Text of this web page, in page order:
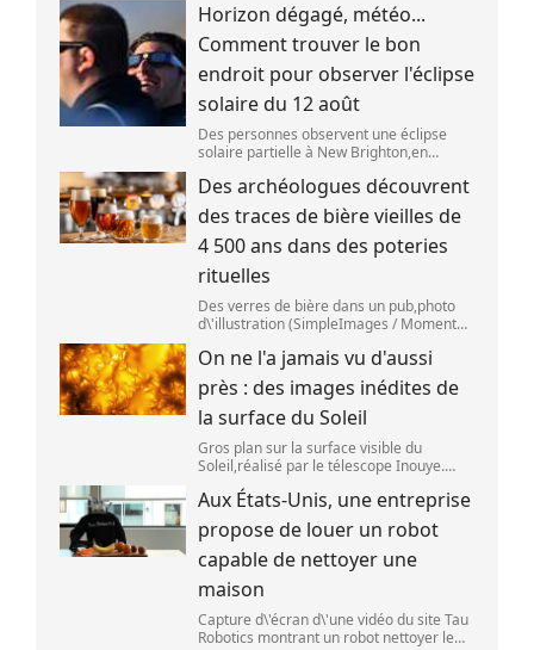
que l\'étage supérieur d\'une fusée de
SpaceX s\'est bien écrasé sur la Lune,le 5
aoû
Horizon dégagé, météo...
Comment trouver le bon
endroit pour observer l'éclipse
solaire du 12 août
Des personnes observent une éclipse
solaire partielle à New Brighton,en
(SANKA VIDANAGAMA )
Des archéologues découvrent
des traces de bière vieilles de
4 500 ans dans des poteries
rituelles
Des verres de bière dans un pub,photo
d\'illustration (SimpleImages / Moment
alcoolisée du monde. Les premières
traces de bière ont été retrouvées ch
On ne l'a jamais vu d'aussi
près : des images inédites de
la surface du Soleil
Gros plan sur la surface visible du
Soleil,réalisé par le télescope Inouye.
(NSF/NSO/AURA/MPS) Certains se
préparent peut-être à photographier le
mieux possible l\'éclipse solaire,prévue le
1
Aux États-Unis, une entreprise
propose de louer un robot
capable de nettoyer une
maison
Capture d\'écran d\'une vidéo du site Tau
Robotics montrant un robot nettoyer le